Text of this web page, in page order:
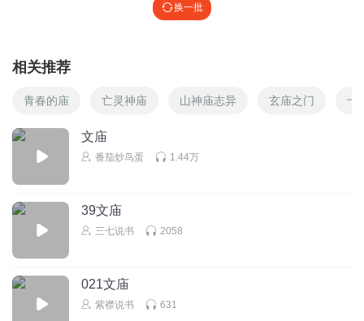
换一批
相关推荐
青春的庙 亡灵神庙 山神庙志异 玄庙之门 十
文庙
番茄炒鸟蛋 1.44万
39文庙
三七说书 2058
021文庙
紫襟说书 631